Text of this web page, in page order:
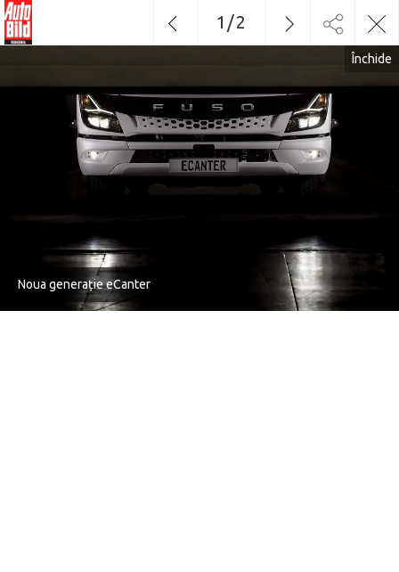
Noua generație eCanter
Închide
1 /2